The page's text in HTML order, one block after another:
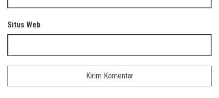
Situs Web